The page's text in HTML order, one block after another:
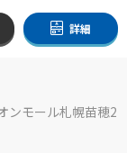
詳細
モール札幌苗穂2